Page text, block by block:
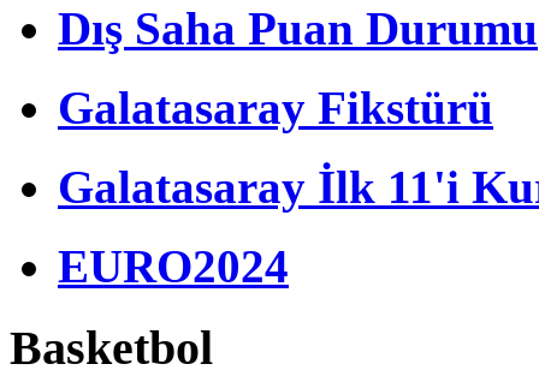
Dış Saha Puan Durumu
Galatasaray Fikstürü
Galatasaray İlk 11'i
EURO2024
Basketbol